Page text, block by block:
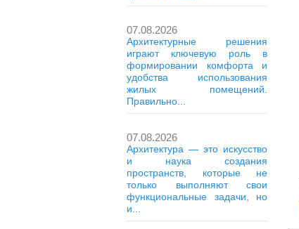
07.08.2026
Архитектурные решения
играют ключевую роль в
формировании комфорта и
удобства использования
жилых помещений.
Правильно...
07.08.2026
Архитектура — это искусство
и наука создания
пространств, которые не
только выполняют свои
функциональные задачи, но
и...